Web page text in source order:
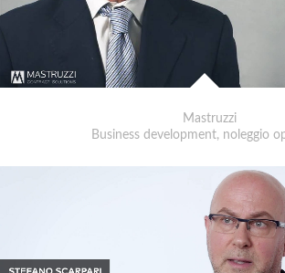
Mastruzzi
Business development, noleggio